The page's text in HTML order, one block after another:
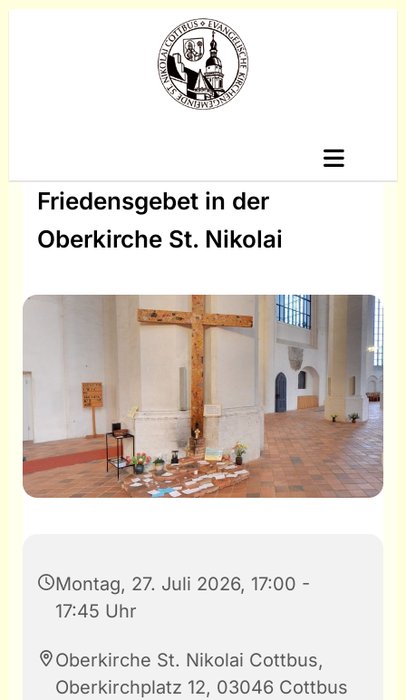
Friedensgebet in der
Oberkirche St. Nikolai
Montag, 27. Juli 2026, 17:00 -
17:45 Uhr
Oberkirche St. Nikolai Cottbus,
Oberkirchplatz 12, 03046 Cottbus